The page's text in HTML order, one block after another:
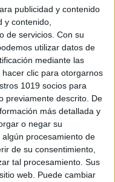
publicidad y contenido
y contenido,
de servicios. Con su
utilizar datos de
mediante las
clic para otorgarnos
1019 socios para
previamente descrito. De
más detallada y
o negar su
procesamiento de
de su consentimiento,
tal procesamiento. Sus
web. Puede cambiar
todo lo que
España vivió un
durante horas
a los transportes,
[…]